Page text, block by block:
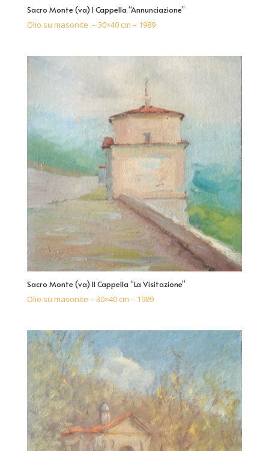
Sacro Monte (va) I Cappella “Annunciazione”
Olio su masonite – 30×40 cm – 1989
Sacro Monte (va) II Cappella “La Visitazione”
Olio su masonite – 30×40 cm – 1989